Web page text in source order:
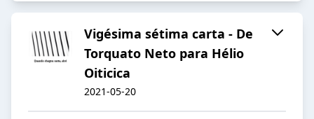
Vigésima sétima carta - De
Torquato Neto para Hélio
Oiticica
2021-05-20